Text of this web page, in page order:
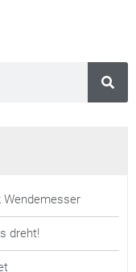
Wendemesser
dreht!